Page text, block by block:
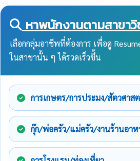
หาพนักงานตามสาขา
เลือกกลุ่มอาชีพที่ต้องการ เพื่อดู
ในสาขานั้น ๆ ได้รวดเร็วขึ้น
การเกษตร/การประมง/สัตวศา
กุ๊ก/พ่อครัว/แม่ครัว/งานร้านอา